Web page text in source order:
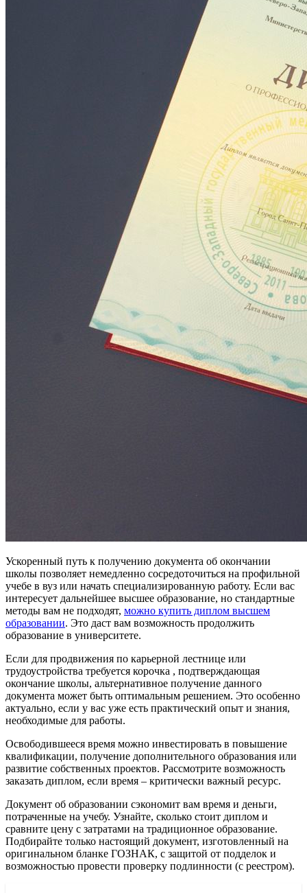
Ускоренный путь к получению документа об окончании
школы позволяет немедленно сосредоточиться на профильной
учебе в вуз или начать специализированную работу. Если вас
интересует дальнейшее высшее образование, но стандартные
методы вам не подходят, можно купить диплом высшем
образовании. Это даст вам возможность продолжить
образование в университете.
Если для продвижения по карьерной лестнице или
трудоустройства требуется корочка , подтверждающая
окончание школы, альтернативное получение данного
документа может быть оптимальным решением. Это особенно
актуально, если у вас уже есть практический опыт и знания,
необходимые для работы.
Освободившееся время можно инвестировать в повышение
квалификации, получение дополнительного образования или
развитие собственных проектов. Рассмотрите возможность
заказать диплом, если время – критически важный ресурс.
Документ об образовании сэкономит вам время и деньги,
потраченные на учебу. Узнайте, сколько стоит диплом и
сравните цену с затратами на традиционное образование.
Подбирайте только настоящий документ, изготовленный на
оригинальном бланке ГОЗНАК, с защитой от подделок и
возможностью провести проверку подлинности (с реестром).